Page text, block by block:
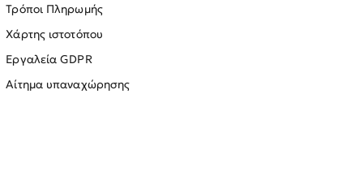
Τρόποι Πληρωμής
Χάρτης ιστοτόπου
Εργαλεία GDPR
Αίτημα υπαναχώρησης